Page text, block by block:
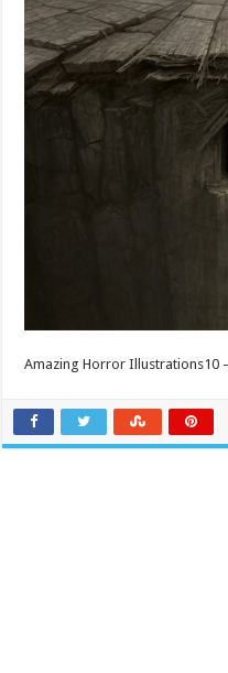
Amazing Horror Illustrations10